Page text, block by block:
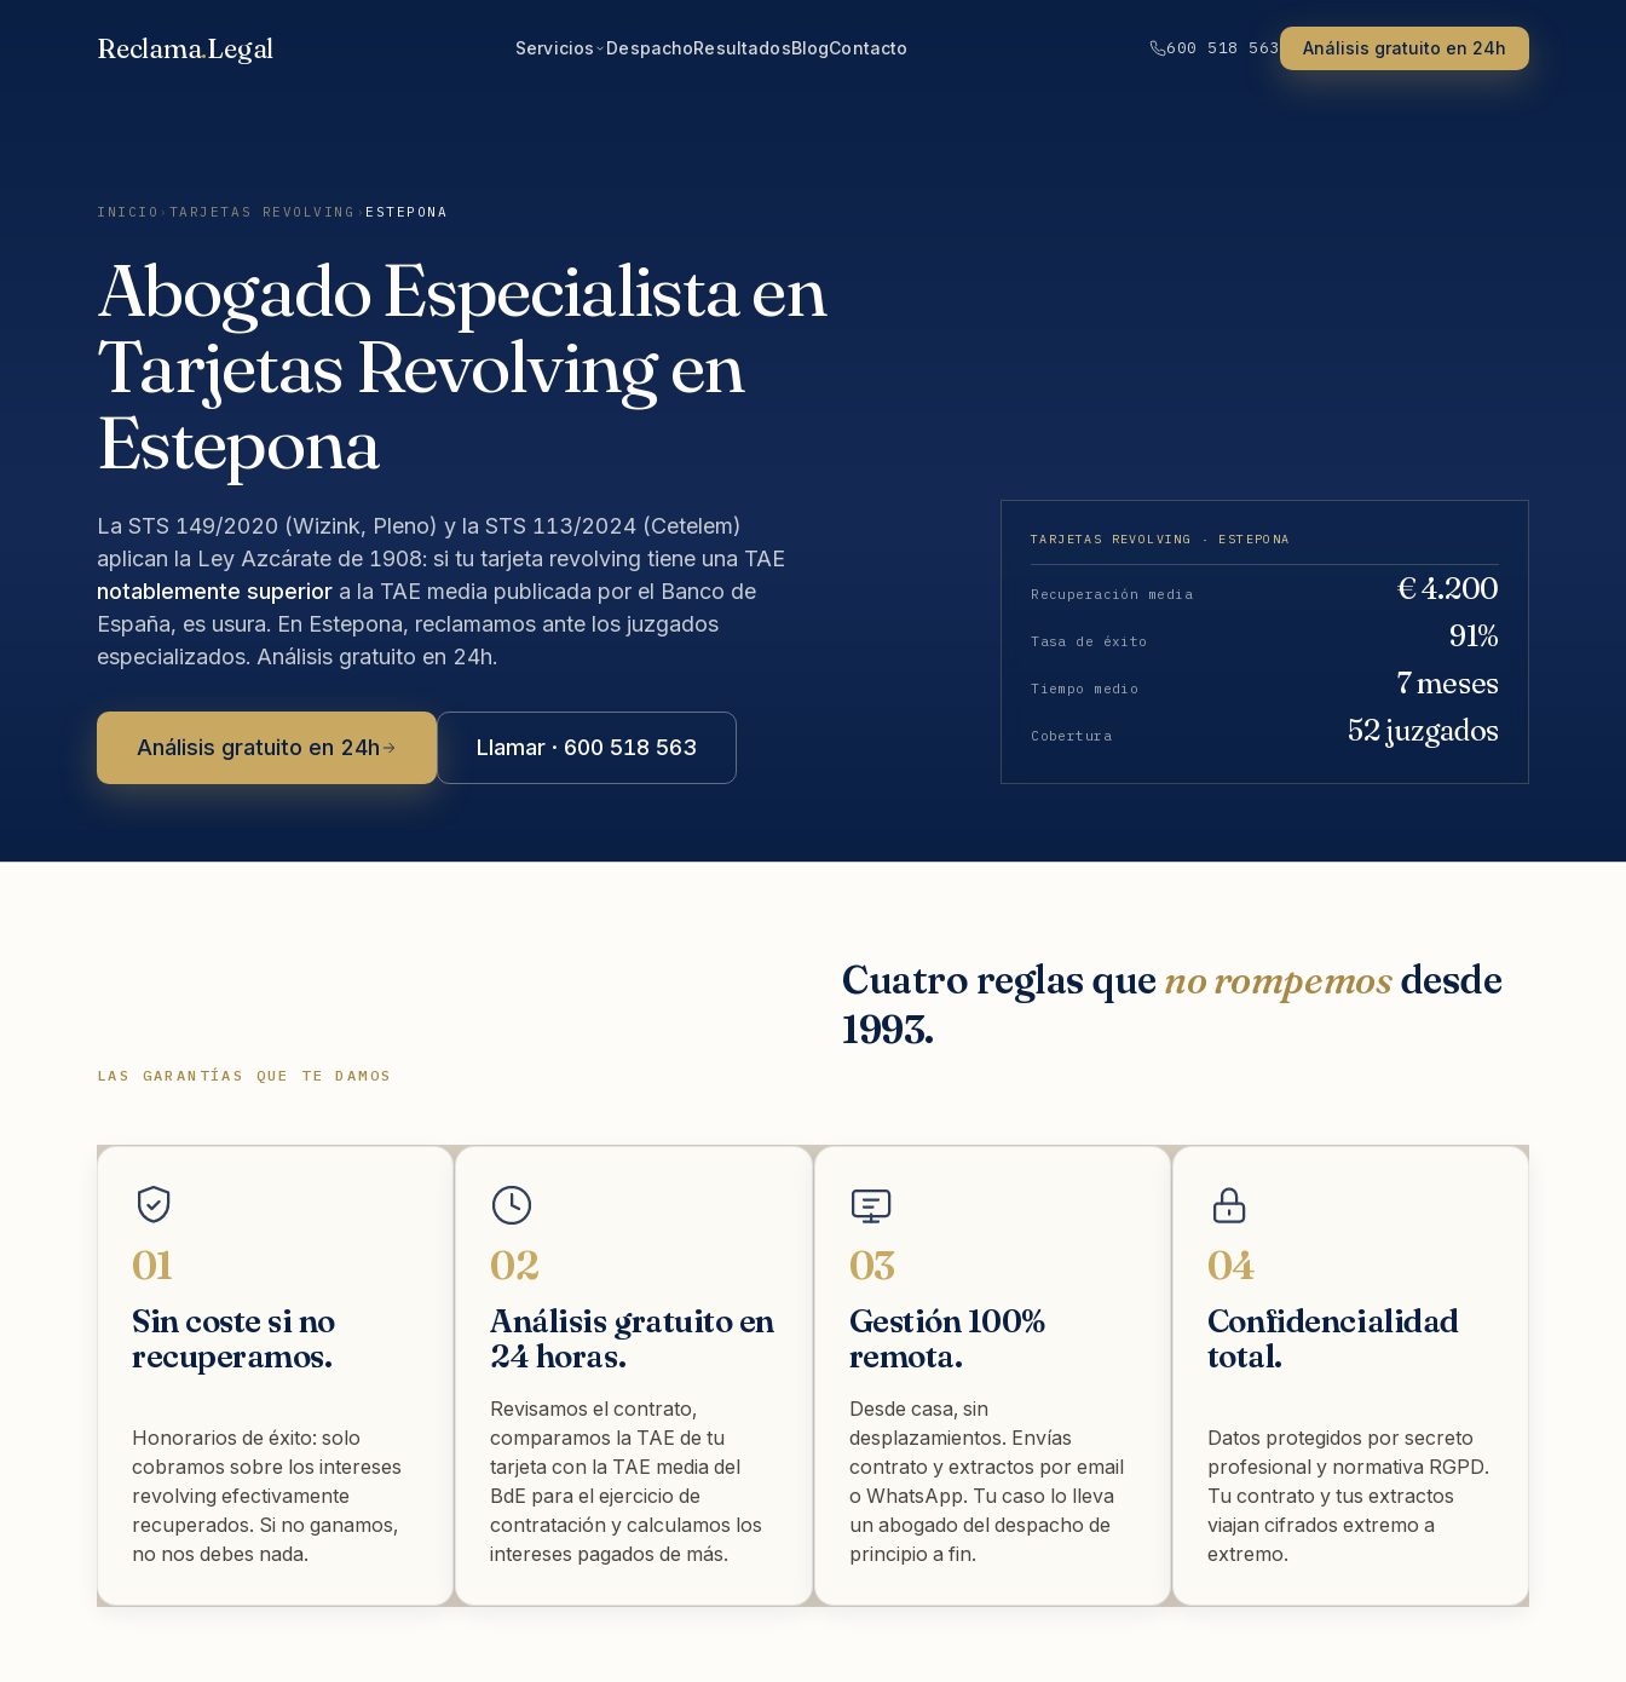
Reclama.Legal Servicios DespachoResultadosBlogContacto 600 518 563 Análisis gratuito en 24h
INICIO › TARJETAS REVOLVING › ESTEPONA
Abogado Especialista en
Tarjetas Revolving en
Estepona
La STS 149/2020 (Wizink, Pleno) y la STS 113/2024 (Cetelem)
aplican la Ley Azcárate de 1908: si tu tarjeta revolving tiene una TAE
notablemente superior a la TAE media publicada por el Banco de
España, es usura. En Estepona, reclamamos ante los juzgados
especializados. Análisis gratuito en 24h.
Análisis gratuito en 24h Llamar · 600 518 563
TARJETAS REVOLVING · ESTEPONA
Recuperación media € 4.200
Tasa de éxito 91%
Tiempo medio 7 meses
Cobertura 52 juzgados
LAS GARANTÍAS QUE TE DAMOS
Cuatro reglas que no rompemosdesde
1993.
01
Sin coste si no
recuperamos.
Honorarios de éxito: solo
cobramos sobre los intereses
revolving efectivamente
recuperados. Si no ganamos,
no nos debes nada.
02
Análisis gratuito en
24 horas.
Revisamos el contrato,
comparamos la TAE de tu
tarjeta con la TAE media del
BdE para el ejercicio de
contratación y calculamos los
intereses pagados de más.
03
Gestión 100%
remota.
Desde casa, sin
desplazamientos. Envías
contrato y extractos por email
o WhatsApp. Tu caso lo lleva
un abogado del despacho de
principio a fin.
04
Confidencialidad
total.
Datos protegidos por secreto
profesional y normativa RGPD.
Tu contrato y tus extractos
viajan cifrados extremo a
extremo.